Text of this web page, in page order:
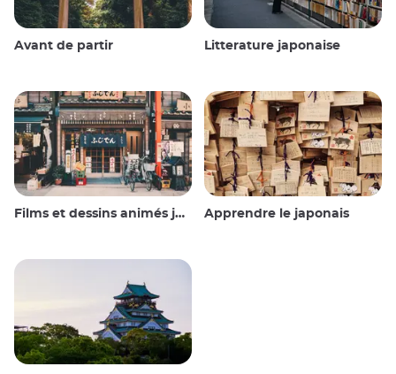
Avant de partir Litterature japonaise
Films et dessins animés japonais Apprendre le japonais